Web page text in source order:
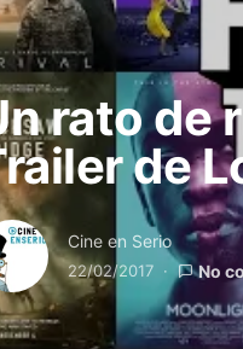
rato de
de
Cine en Serio
22/02/2017 No